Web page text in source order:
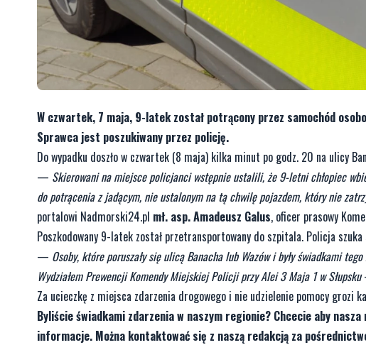
W czwartek, 7 maja, 9-latek został potrącony przez samochód
Sprawca jest poszukiwany przez policję.
Do wypadku doszło w czwartek (8 maja) kilka minut po godz. 20 na ulicy
— Skierowani na miejsce policjanci wstępnie ustalili, że 9-letni chłopiec
do potrącenia z jadącym, nie ustalonym na tą chwilę pojazdem, który nie
portalowi Nadmorski24.pl mł. asp. Amadeusz Galus, oficer prasowy
Poszkodowany 9-latek został przetransportowany do szpitala. Policja
— Osoby, które poruszały się ulicą Banacha lub Wazów i były świadkami
Wydziałem Prewencji Komendy Miejskiej Policji przy Alei 3 Maja 1 w Słupsku
Za ucieczkę z miejsca zdarzenia drogowego i nie udzielenie pomocy grozi
Byliście świadkami zdarzenia w naszym regionie? Chcecie aby
informacje. Można kontaktować się z naszą redakcją za